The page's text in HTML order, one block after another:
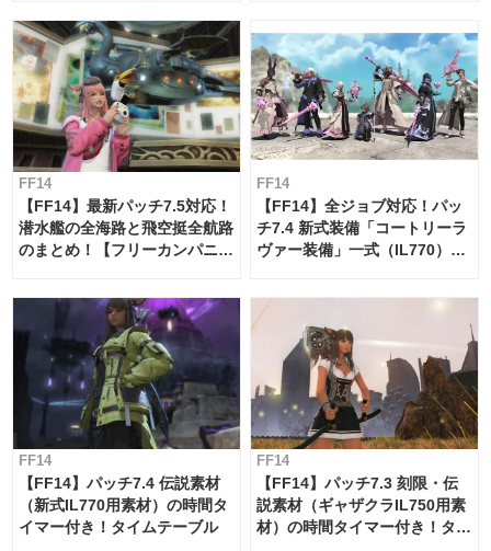
FF14
【FF14】最新パッチ7.5対応！
潜水艦の全海路と飛空挺全航路
のまとめ！【フリーカンパニ
FF14
【FF14】全ジョブ対応！パッ
チ7.4 新式装備「コートリーラ
ヴァー装備」一式（IL770）の
FF14
【FF14】パッチ7.4 伝説素材
（新式IL770用素材）の時間タ
イマー付き！タイムテーブル
FF14
【FF14】パッチ7.3 刻限・伝
説素材（ギャザクラIL750用素
材）の時間タイマー付き！タイ